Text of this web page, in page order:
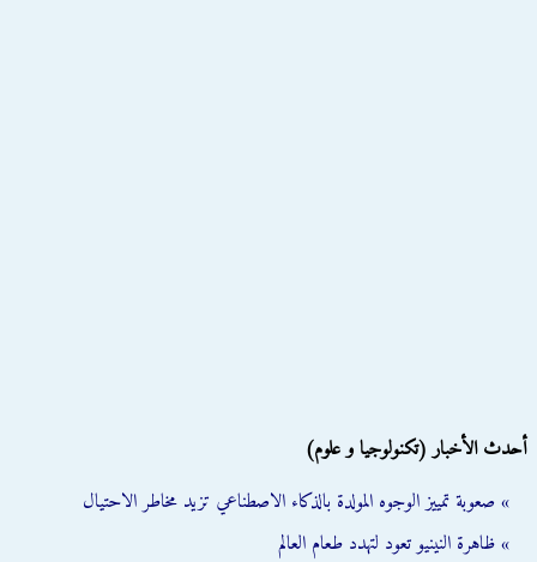
أحدث الأخبار (تكنولوجيا و علوم)
» صعوبة تمييز الوجوه المولدة بالذكاء الاصطناعي تزيد مخاطر الاحتيال
» ظاهرة النينيو تعود لتهدد طعام العالم